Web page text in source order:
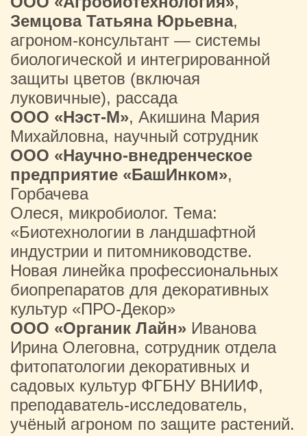
Земцова Татьяна Юрьевна,
агроном-консультант — системы
биологической и интегрированной
защиты цветов (включая
луковичные), рассада
ООО «Нэст-М», Акишина Мария
Михайловна, научный сотрудник
ООО «Научно-внедренческое
предприятие «БашИнком»,
Горбачева
Олеся, микробиолог. Тема:
«Биотехнологии в ландшафтной
индустрии и питомниководстве.
Новая линейка профессиональных
биопрепаратов для декоративных
культур «ПРО-Декор»
ООО «Органик Лайн» Иванова
Ирина Олеговна, сотрудник отдела
фитопатологии декоративных и
садовых культур ФГБНУ ВНИИФ,
преподаватель-исследователь,
учёный агроном по защите растений.